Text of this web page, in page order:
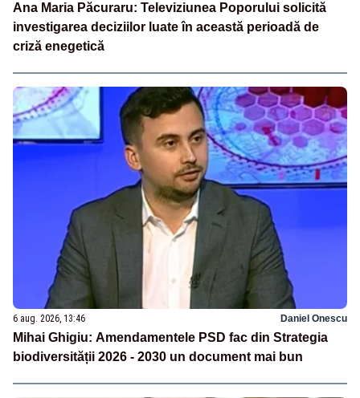
Ana Maria Păcuraru: Televiziunea Poporului solicită
investigarea deciziilor luate în această perioadă de
criză enegetică
6 aug. 2026, 13:46 Daniel Onescu
Mihai Ghigiu: Amendamentele PSD fac din Strategia
biodiversității 2026 - 2030 un document mai bun